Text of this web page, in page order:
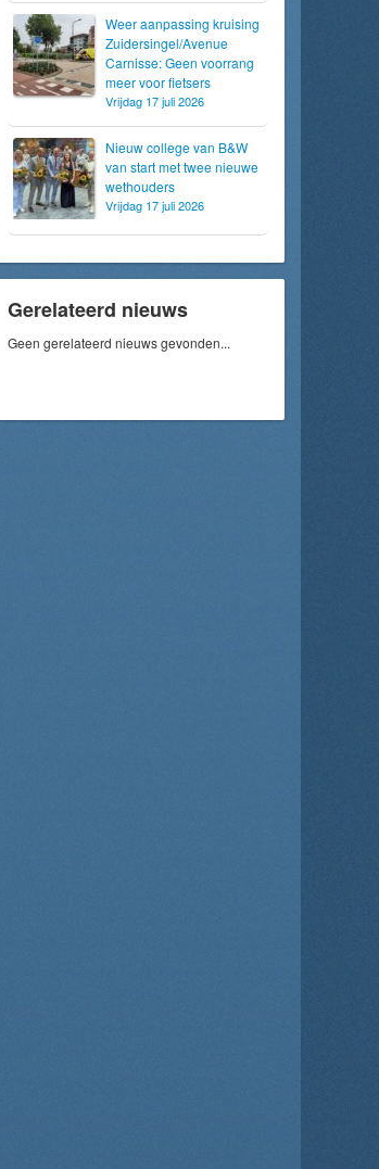
Weer aanpassing kruising
Zuidersingel/Avenue
Carnisse: Geen voorrang
meer voor fietsers
Vrijdag 17 juli 2026
Nieuw college van B&W
van start met twee nieuwe
wethouders
Vrijdag 17 juli 2026
Gerelateerd nieuws
Geen gerelateerd nieuws gevonden...